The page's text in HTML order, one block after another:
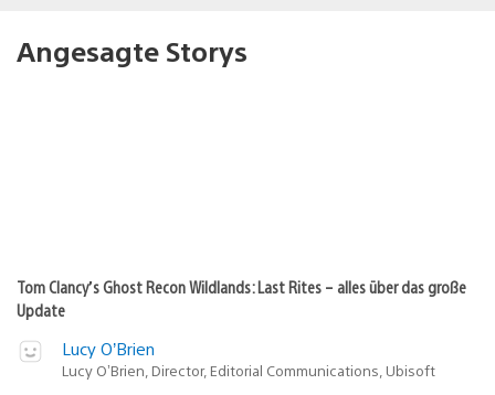
Angesagte Storys
Tom Clancy’s Ghost Recon Wildlands: Last Rites – alles über das große
Update
Lucy O’Brien
Lucy O’Brien, Director, Editorial Communications, Ubisoft